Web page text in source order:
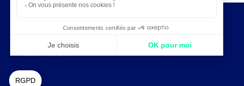
Création :DAJM.fr